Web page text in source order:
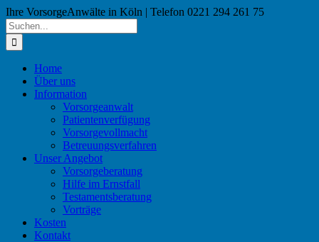
Skip
to
content
Ihre VorsorgeAnwälte in Köln | Telefon 0221 294 261 75
Suche
nach:
Home
Über uns
Information
Vorsorgeanwalt
Patientenverfügung
Vorsorgevollmacht
Betreuungsverfahren
Unser Angebot
Vorsorgeberatung
Hilfe im Ernstfall
Testamentsberatung
Vorträge
Kosten
Kontakt